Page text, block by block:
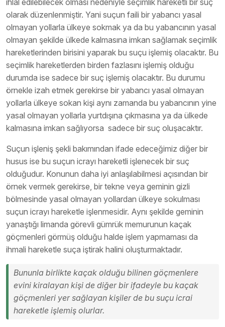
ihlal edilebilecek olması nedeniyle seçimlik hareketli bir suç
olarak düzenlenmiştir. Yani suçun faili bir yabancı yasal
olmayan yollarla ülkeye sokmak ya da bu yabancının yasal
olmayan şekilde ülkede kalmasına imkan sağlamak seçimlik
hareketlerinden birisini yaparak bu suçu işlemiş olacaktır. Bu
seçimlik hareketlerden birden fazlasını işlemiş olduğu
durumda ise sadece bir suç işlemiş olacaktır. Bu durumu
örnekle izah etmek gerekirse bir yabancı yasal olmayan
yollarla ülkeye sokan kişi aynı zamanda bu yabancının yine
yasal olmayan yollarla yurtdışına çıkmasına ya da ülkede
kalmasına imkan sağlıyorsa sadece bir suç oluşacaktır.
Suçun işleniş şekli bakımından ifade edeceğimiz diğer bir
husus ise bu suçun icrayı hareketli işlenecek bir suç
olduğudur. Konunun daha iyi anlaşılabilmesi açısından bir
örnek vermek gerekirse, bir tekne veya geminin gizli
bölmesinde yasal olmayan yollardan ülkeye sokulması
suçun icrayı hareketle işlenmesidir. Aynı şekilde geminin
yanaştığı limanda görevli gümrük memurunun kaçak
göçmenleri görmüş olduğu halde işlem yapmaması da
ihmali hareketle suça iştirak halini oluşturmaktadır.
Bununla birlikte kaçak olduğu bilinen göçmenlere
evini kiralayan kişi de diğer bir ifadeyle bu kaçak
göçmenleri yer sağlayan kişiler de bu suçu icrai
hareketle işlemiş olurlar.